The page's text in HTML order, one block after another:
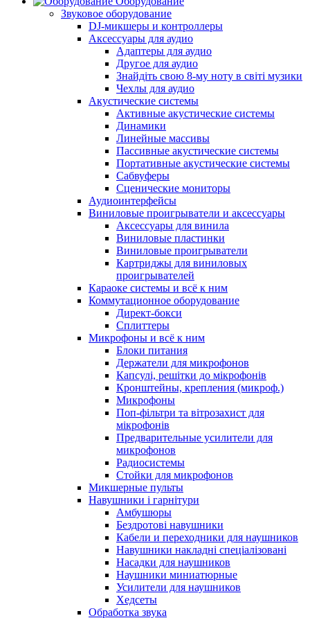
Звуковое оборудование
DJ-микшеры и контроллеры
Аксессуары для аудио
Адаптеры для аудио
Другое для аудио
Знайдіть свою 8-му ноту в світі музики
Чехлы для аудио
Акустические системы
Активные акустические системы
Динамики
Линейные массивы
Пассивные акустические системы
Портативные акустические системы
Сабвуферы
Сценические мониторы
Аудиоинтерфейсы
Виниловые проигрыватели и аксессуары
Аксессуары для винила
Виниловые пластинки
Виниловые проигрыватели
Картриджы для виниловых
проигрывателей
Караоке системы и всё к ним
Коммутационное оборудование
Директ-бокси
Сплиттеры
Микрофоны и всё к ним
Блоки питания
Держатели для микрофонов
Капсулі, решітки до мікрофонів
Кронштейны, крепления (микроф.)
Микрофоны
Поп-фільтри та вітрозахист для
мікрофонів
Предварительные усилители для
микрофонов
Радиосистемы
Стойки для микрофонов
Микшерные пульты
Навушники і гарнітури
Амбушюры
Бездротові навушники
Кабели и переходники для наушников
Навушники накладні спеціалізовані
Насадки для наушников
Наушники миниатюрные
Усилители для наушников
Хедсеты
Обработка звука